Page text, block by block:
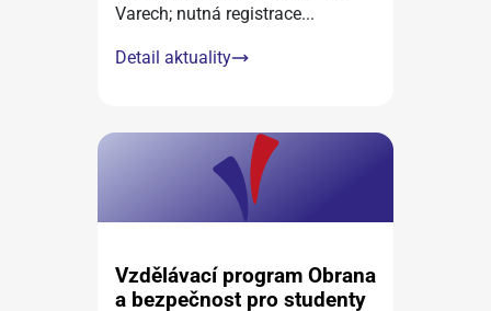
Varech; nutná registrace...
Detail aktuality
Vzdělávací program Obrana
a bezpečnost pro studenty